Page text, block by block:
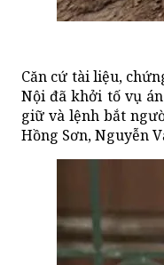
Căn cứ tài liệu,
Nội đã khởi tố vụ
giữ và lệnh bắt
Hồng Sơn, Nguyễn